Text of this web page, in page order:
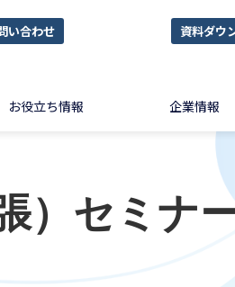
い合わせ 資料ダウ
お役立ち情報 企業情報
）セミナ